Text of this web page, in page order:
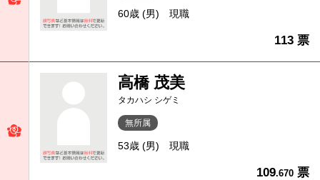
60歳 (男) 現職
113 票
高橋 茂美
タカハシ シゲミ
無所属
53歳 (男) 現職
109.670 票